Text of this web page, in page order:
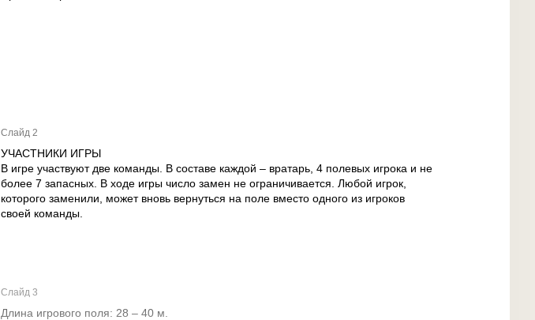
Слайд 2
УЧАСТНИКИ ИГРЫ
В игре участвуют две команды. В составе каждой – вратарь, 4 полевых игрока и не
более 7 запасных. В ходе игры число замен не ограничивается. Любой игрок,
которого заменили, может вновь вернуться на поле вместо одного из игроков
своей команды.
Слайд 3
Длина игрового поля: 28 – 40 м.